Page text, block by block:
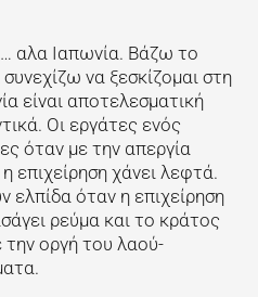
αλα Ιαπωνία. Βάζω το
να ξεσκίζομαι στη
είναι αποτελεσματική
Οι εργάτες ενός
όταν με την απεργία
επιχείρηση χάνει λεφτά.
όταν η επιχείρηση
ρεύμα και το κράτος
την οργή του λαού-